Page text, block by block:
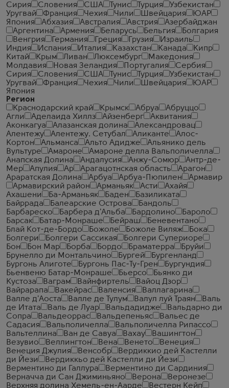
Сирия
Словения США Тунис Турция
Узбекистан
Уругвай
Франция Чехия Чили Швейцария
ЮАР
Япония
Абхазия Австралия Австрия
Азербайджан
Аргентина
Армения Беларусь Бельгия
Болгария
Венгрия
Германия Греция Грузия
Израиль
Индия
Испания Италия Казахстан Канада
Кипр
Китай
Крым Ливан Люксембург
Македония
Молдавия
Новая Зеландия Португалия
Сербия
Сирия
Словения США Тунис Турция
Узбекистан
Уругвай
Франция Чехия Чили Швейцария
ЮАР
Япония
Регион
Краснодарский край
Крымск Абруа
Абруццо
Агли
Аделаида Хиллз Айзенберг
Аквитания
Аконкагуа
Алазанская долина
Александровац
Алентежу
Алентежу. Сетубал Аликанте
Алос-
Кортон
Альманса Альто Адидже
Альянико дель
Вультуре
Амароне
Амароне делла Вальполичелла
Анапская Долина
Андалусия Анжу-Сомюр
Антр-де-
Мер
Апулия Ар Арагацотнская область
Арагон
Араратская Долина
Арбуа Арбуа-Пюпилен
Армавир
Армавирский район
Арманьяк Асти
Ахайя
Ахашени
Ба-Арманьяк Баден
Базиликата
Байррада
Балеарские Острова
Бандоль
Барбареско
Барбера д'Альба Бардолино
Бароло
Барсак
Батар-Монраше Бейраш
Беневентано
Блай Кот-де-Бордо
Божоле Божоле Виляж
Бока
Болгери
Болгери Сассикая
Болгери Супериоре
Бон
Бон Мар Борба Бордо Браматерра
Бруйи
Брунелло ди Монтальчино
Бургей
Бургенланд
Бургонь Алиготе
Бургонь Пас-Ту-Грен
Бургундия
Бьенвеню Батар-Монраше
Бьерсо
Бьянко ди
Кустоза
Ваграм Вайнфиртель
Вайоц Дзор
Вайрарапа
Вакейрас Валенсия
Валлагарина
Валле д'Аоста
Валле де Тулум Валул луй Траян
Валь
де Итата
Валь де Луар Вальдадидже
Вальдарно ди
Сопра
Вальдеоррас Вальдепеньяс
Вальес де
Садасия
Вальполичелла
Вальполичелла Рипассо
Вальтеллина
Ван де Савуа Вахау
Вашингтон
Везувио
Веллингтон Вена Венето
Венеция
Венеция Джулия
Венсобр
Вердиккио дей Кастелли
ди Йези
Вердиккьо дей Кастелли ди Йези
Верментино ди Галлура
Верментино ди Сардиния
Верначча ди Сан Джиминьяно
Верона
Веронезе
Верхняя долина Хемель-ен-Аарде
Вестерн Кейп